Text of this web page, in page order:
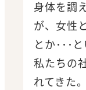
身体を調
が、女性
とか･･･
私たちの
れてきた。